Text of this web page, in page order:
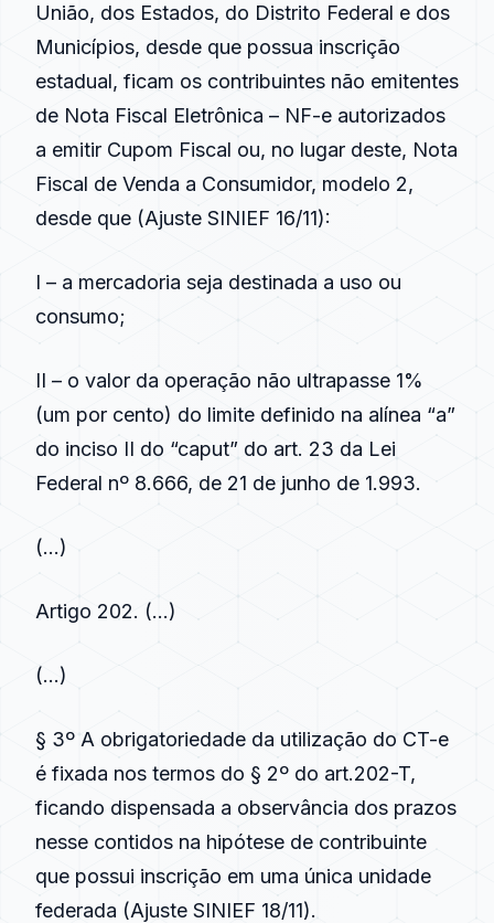
União, dos Estados, do Distrito Federal e dos
Municípios, desde que possua inscrição
estadual, ficam os contribuintes não emitentes
de Nota Fiscal Eletrônica – NF-e autorizados
a emitir Cupom Fiscal ou, no lugar deste, Nota
Fiscal de Venda a Consumidor, modelo 2,
desde que (Ajuste SINIEF 16/11):
I – a mercadoria seja destinada a uso ou
consumo;
II – o valor da operação não ultrapasse 1%
(um por cento) do limite definido na alínea “a”
do inciso II do “caput” do art. 23 da Lei
Federal nº 8.666, de 21 de junho de 1.993.
(…)
Artigo 202. (…)
(…)
§ 3º A obrigatoriedade da utilização do CT-e
é fixada nos termos do § 2º do art.202-T,
ficando dispensada a observância dos prazos
nesse contidos na hipótese de contribuinte
que possui inscrição em uma única unidade
federada (Ajuste SINIEF 18/11).